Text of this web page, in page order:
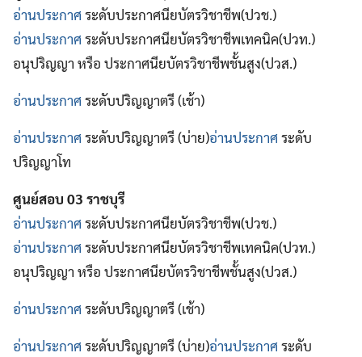
อ่านประกาศ ระดับประกาศนียบัตรวิชาชีพ(ปวช.)
อ่านประกาศ ระดับประกาศนียบัตรวิชาชีพเทคนิค(ปวท.)
อนุปริญญา หรือ ประกาศนียบัตรวิชาชีพชั้นสูง(ปวส.)
อ่านประกาศ ระดับปริญญาตรี (เช้า)
อ่านประกาศ ระดับปริญญาตรี (บ่าย)อ่านประกาศ ระดับ
ปริญญาโท
ศูนย์สอบ 03 ราชบุรี
อ่านประกาศ ระดับประกาศนียบัตรวิชาชีพ(ปวช.)
อ่านประกาศ ระดับประกาศนียบัตรวิชาชีพเทคนิค(ปวท.)
อนุปริญญา หรือ ประกาศนียบัตรวิชาชีพชั้นสูง(ปวส.)
อ่านประกาศ ระดับปริญญาตรี (เช้า)
อ่านประกาศ ระดับปริญญาตรี (บ่าย)อ่านประกาศ ระดับ